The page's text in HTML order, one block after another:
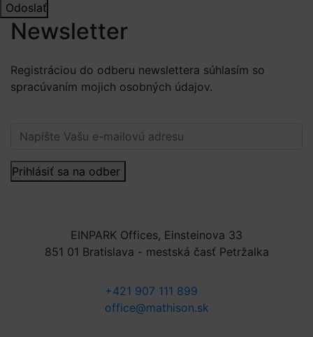
Odoslať
Newsletter
Registráciou do odberu newslettera súhlasím so
spracúvaním mojich osobných údajov.
Prihlásiť sa na odber
EINPARK Offices, Einsteinova 33
851 01 Bratislava - mestská časť Petržalka
+421 907 111 899
office@mathison.sk